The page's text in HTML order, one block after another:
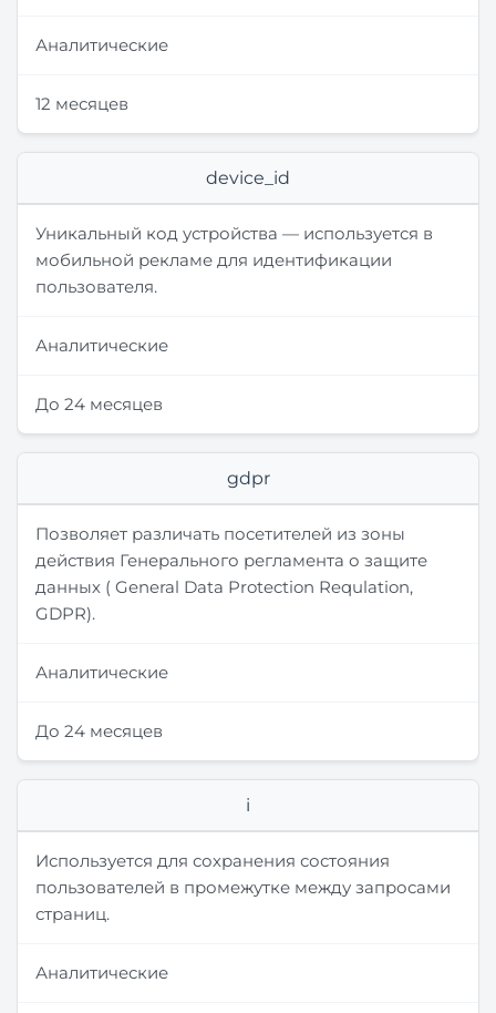
Аналитические
12 месяцев
device_id
Уникальный код устройства — используется в
мобильной рекламе для идентификации
пользователя.
Аналитические
До 24 месяцев
gdpr
Позволяет различать посетителей из зоны
действия Генерального регламента о защите
данных ( General Data Protection Requlation,
GDPR).
Аналитические
До 24 месяцев
i
Используется для сохранения состояния
пользователей в промежутке между запросами
страниц.
Аналитические